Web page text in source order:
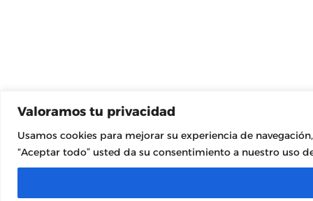
Valoramos tu privacidad
Usamos cookies para mejorar su experiencia de
“Aceptar todo” usted da su consentimiento a nuestro uso